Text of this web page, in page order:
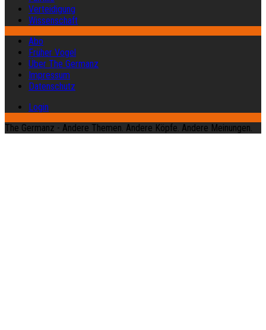
Verteidigung
Wissenschaft
Abo
Früher Vogel
Über The Germanz
Impressum
Datenschutz
Login
The Germanz - Andere Themen. Andere Köpfe. Andere Meinungen.